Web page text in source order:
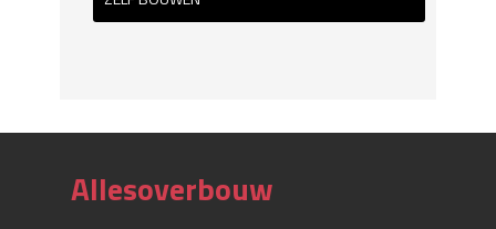
Allesoverbouw